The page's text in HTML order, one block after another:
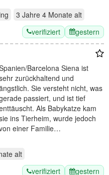
3 Jahre 4 Monate alt
verifiziert gestern
Barcelona Siena ist
zurückhaltend und
Sie versteht nicht, was
passiert, und ist tief
Als Babykatze kam
ins Tierheim, wurde jedoch
einer Familie…
alt
verifiziert gestern